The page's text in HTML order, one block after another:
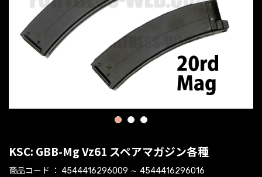
1 2 3
KSC: GBB-Mg Vz61 スペアマガジン各種
商品コード 4544416296009 ～ 4544416296016